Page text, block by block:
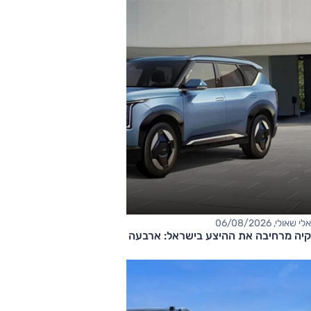
אלי שאולי, 06/08/2026
קיה מרחיבה את ההיצע בישראל: ארבעה דגמים חדשים בדרך